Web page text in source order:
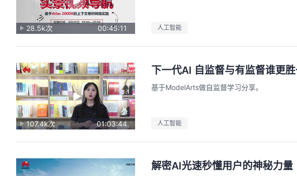
28.5k次 00:45:11 人工智能
107.4k次 01:03:44
下一代AI 自监督与有监督谁更
基于ModelArts做自监督学习分享。
人工智能
解密AI光速秒懂用户的神秘力量